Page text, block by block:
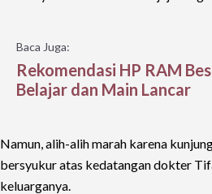
Baca Juga:
Rekomendasi HP RAM
Belajar dan Main Lancar
Namun, alih-alih marah karena
bersyukur atas kedatangan dokter
keluarganya.